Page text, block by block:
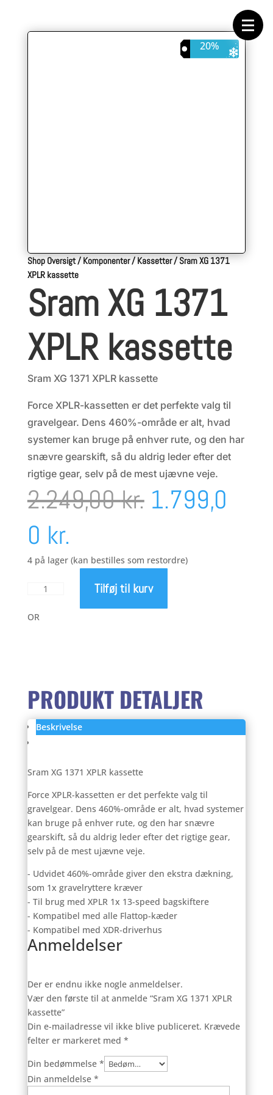
20%
Shop Oversigt/Komponenter/Kassetter/Sram XG 1371
XPLR kassette
Sram XG 1371
XPLR kassette
Sram XG 1371 XPLR kassette
Force XPLR-kassetten er det perfekte valg til
gravelgear. Dens 460%-område er alt, hvad
systemer kan bruge på enhver rute, og den har
snævre gearskift, så du aldrig leder efter det
rigtige gear, selv på de mest ujævne veje.
2.249,00kr. Den
pris
var:
1.799,0
0 kr.
aktuelle
pris
4 på lager (kan bestilles som restordre)
Sram
1371
Tilføj til kurv
OR
PRODUKT DETALJER
Beskrivelse
Sram XG 1371 XPLR kassette
Force XPLR-kassetten er det perfekte valg til
gravelgear. Dens 460%-område er alt, hvad systemer
kan bruge på enhver rute, og den har snævre
gearskift, så du aldrig leder efter det rigtige gear,
selv på de mest ujævne veje.
- Udvidet 460%-område giver den ekstra dækning,
som 1x gravelryttere kræver
- Til brug med XPLR 1x 13-speed bagskiftere
- Kompatibel med alle Flattop-kæder
- Kompatibel med XDR-driverhus
Anmeldelser
Der er endnu ikke nogle anmeldelser.
Vær den første til at anmelde “Sram XG 1371 XPLR
kassette”
Din e-mailadresse vil ikke blive publiceret. Krævede
felter er markeret med *
Din bedømmelse *
Din anmeldelse *